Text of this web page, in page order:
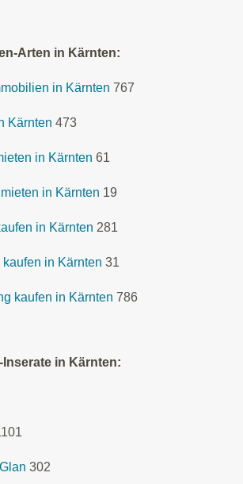
Arten in Kärnten:
in Kärnten 767
Kärnten 473
in Kärnten 61
in Kärnten 19
in Kärnten 281
in Kärnten 31
kaufen in Kärnten 786
Inserate in Kärnten:
302